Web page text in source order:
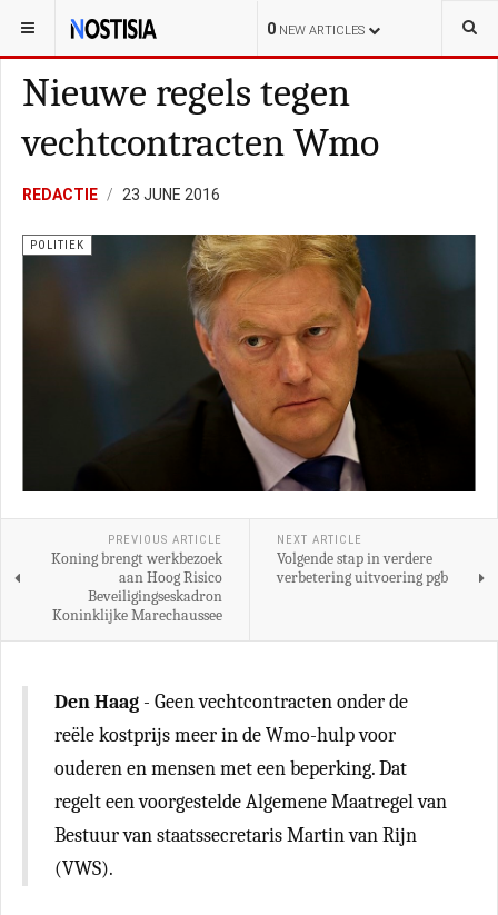
0 NEW ARTICLES
YOU ARE HERE: NEDERLAND POLITIEK
Nieuwe regels tegen
vechtcontracten Wmo
REDACTIE 23 JUNE 2016
POLITIEK
PREVIOUS ARTICLE
Koning brengt werkbezoek
aan Hoog Risico
Beveiligingseskadron
Koninklijke Marechaussee
NEXT ARTICLE
Volgende stap in verdere
verbetering uitvoering pgb
Den Haag - Geen vechtcontracten onder de
reële kostprijs meer in de Wmo-hulp voor
ouderen en mensen met een beperking. Dat
regelt een voorgestelde Algemene Maatregel van
Bestuur van staatssecretaris Martin van Rijn
(VWS).